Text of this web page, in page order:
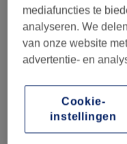
Reviews
4,9
Ambiance
mediafuncties te
analyseren. We
van onze website
advertentie- en
Cookie-
instellingen